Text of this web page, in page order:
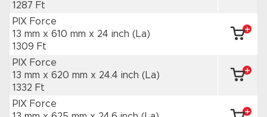
1287 Ft
PIX Force
13 mm x 610 mm x 24 inch (La)
1309 Ft
PIX Force
13 mm x 620 mm x 24.4 inch (La)
1332 Ft
PIX Force